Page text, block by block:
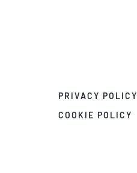
PRIVACY POLICY
COOKIE POLICY